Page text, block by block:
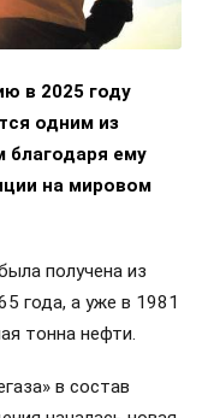
в 2025 году
одним из
благодаря ему
на мировом
получена из
года, а уже в 1981
тонна нефти.
в состав